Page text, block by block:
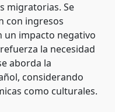
migratorias. Se
con ingresos
un impacto negativo
la necesidad
aborda la
considerando
como culturales.